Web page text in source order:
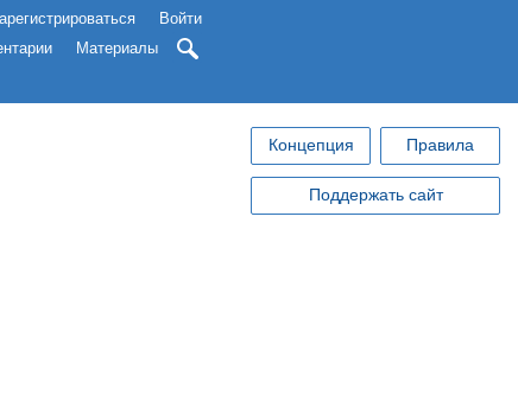
Войти
Материалы
Концепция Правила
Поддержать сайт